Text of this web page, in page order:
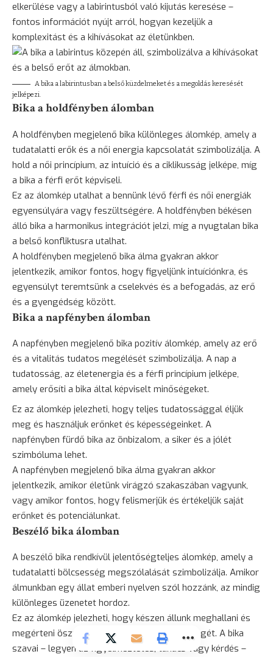
elkerülése vagy a labirintusból való kijutás keresése –
fontos információt nyújt arról, hogyan kezeljük a
komplexitást és a kihívásokat az életünkben.
A bika a labirintusban a belső küzdelmeket és a megoldás keresését
jelképezi.
Bika a holdfényben álomban
A holdfényben megjelenő bika különleges álomkép, amely a
tudatalatti erők és a női energia kapcsolatát szimbolizálja. A
hold a női princípium, az intuíció és a ciklikusság jelképe, míg
a bika a férfi erőt képviseli.
Ez az álomkép utalhat a bennünk lévő férfi és női energiák
egyensúlyára vagy feszültségére. A holdfényben békésen
álló bika a harmonikus integrációt jelzi, míg a nyugtalan bika
a belső konfliktusra utalhat.
A holdfényben megjelenő bika álma gyakran akkor
jelentkezik, amikor fontos, hogy figyeljünk intuíciónkra, és
egyensúlyt teremtsünk a cselekvés és a befogadás, az erő
és a gyengédség között.
Bika a napfényben álomban
A napfényben megjelenő bika pozitív álomkép, amely az erő
és a vitalitás tudatos megélését szimbolizálja. A nap a
tudatosság, az életenergia és a férfi princípium jelképe,
amely erősíti a bika által képviselt minőségeket.
Ez az álomkép jelezheti, hogy teljes tudatossággal éljük
meg és használjuk erőnket és képességeinket. A
napfényben fürdő bika az önbizalom, a siker és a jólét
szimbóluma lehet.
A napfényben megjelenő bika álma gyakran akkor
jelentkezik, amikor életünk virágzó szakaszában vagyunk,
vagy amikor fontos, hogy felismerjük és értékeljük saját
erőnket és potenciálunkat.
Beszélő bika álomban
A beszélő bika rendkívül jelentőségteljes álomkép, amely a
tudatalatti bölcsesség megszólalását szimbolizálja. Amikor
álmunkban egy állat emberi nyelven szól hozzánk, az mindig
különleges üzenetet hordoz.
Ez az álomkép jelezheti, hogy készen állunk meghallani és
megérteni ösztönös természetünk bölcsességét. A bika
szavai – legyen az figyelmeztetés, tanács vagy kérdés –